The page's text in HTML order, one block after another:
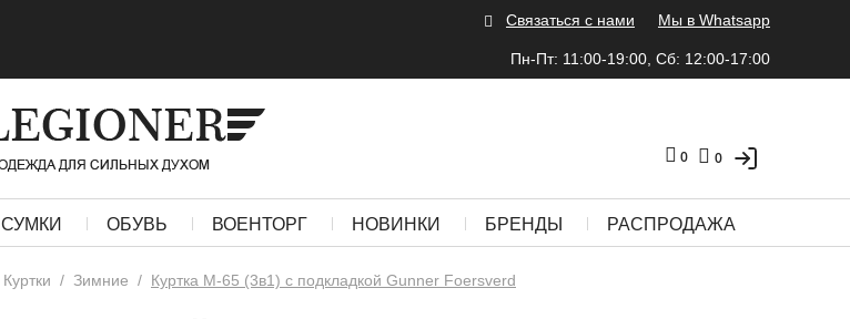
Связаться с нами Мы в Whatsapp
Пн-Пт: 11:00-19:00, Сб: 12:00-17:00
0
0
СУМКИ ОБУВЬ ВОЕНТОРГ НОВИНКИ БРЕНДЫ РАСПРОДАЖА
Куртки / Зимние / Куртка М-65 (3в1) c подкладкой Gunner Foersverd